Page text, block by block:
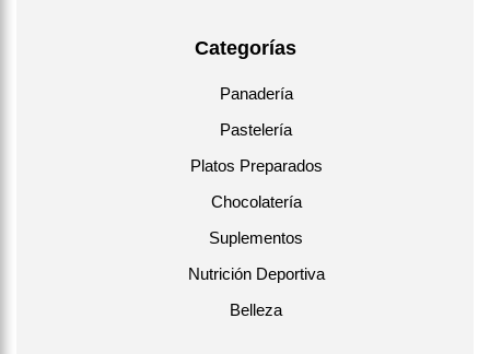
Categorías
Panadería
Pastelería
Platos Preparados
Chocolatería
Suplementos
Nutrición Deportiva
Belleza